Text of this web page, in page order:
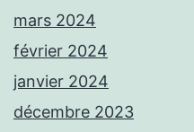
mars 2024
février 2024
janvier 2024
décembre 2023